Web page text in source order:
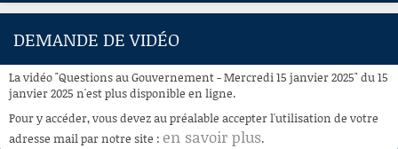
ACCUEIL
À LA DEMANDE
RECHERCHE
DEMANDE DE VIDÉO
La vidéo "Questions au Gouvernement - Mercredi 15 janvier 2025" du 15
janvier 2025 n'est plus disponible en ligne.
Pour y accéder, vous devez au préalable accepter l'utilisation de votre
adresse mail par notre site : en savoir plus.